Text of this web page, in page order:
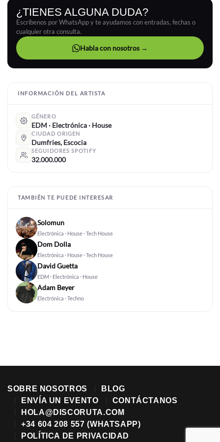
¿TIENES ALGUNA DUDA?
Escríbenos por WhatsApp y te ayudamos con entradas, fechas o
cualquier otra consulta.
Habla con nosotros →
INFORMACIÓN DEL ARTISTA
GÉNERO
EDM · Electrónica · House
CIUDAD ORIGEN
Dumfries, Escocia
SEGUIDORES SPOTIFY
32.000.000
TAMBIÉN TE PUEDE INTERESAR
Solomun
Electrónica · House · Tech House
Dom Dolla
Electrónica · House · Tech House
David Guetta
EDM · Electrónica · House
Adam Beyer
Electrónica · Techno
SOBRE NOSOTROS
BLOG
ENVÍA UN EVENTO
CONTÁCTANOS
HOLA@DISCORUTA.COM
+34 604 208 557 (WHATSAPP)
POLÍTICA DE PRIVACIDAD